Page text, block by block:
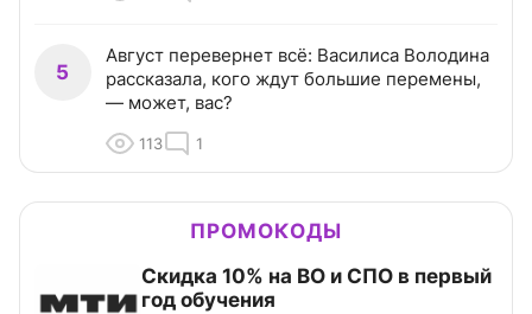
5
Август перевернет всё: Василиса Володина
рассказала, кого ждут большие перемены,
— может, вас?
113 1
ПРОМОКОДЫ
Скидка 10% на ВО и СПО в первый
год обучения